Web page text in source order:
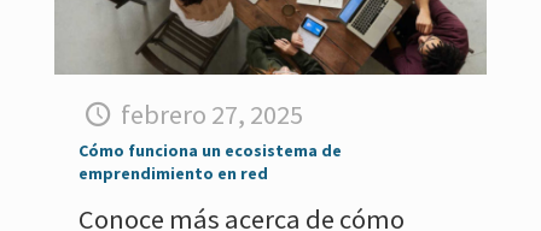
febrero 27, 2025
Cómo funciona un ecosistema de
emprendimiento en red
Conoce más acerca de cómo